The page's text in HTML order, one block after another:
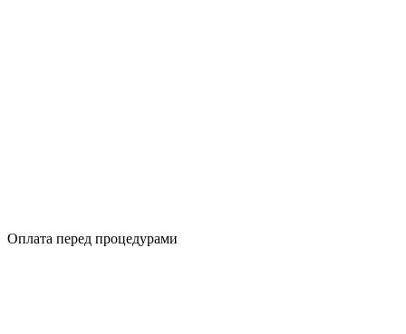
Оплата перед процедурами